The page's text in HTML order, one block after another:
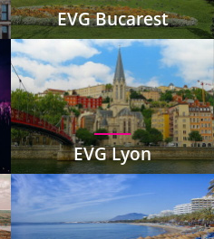
EVG Bucarest
EVG Lyon